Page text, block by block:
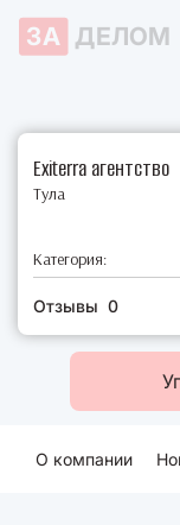
ЗА ДЕЛОМ
Exiterra агентство
Тула
Категория:
Отзывы 0
О компании